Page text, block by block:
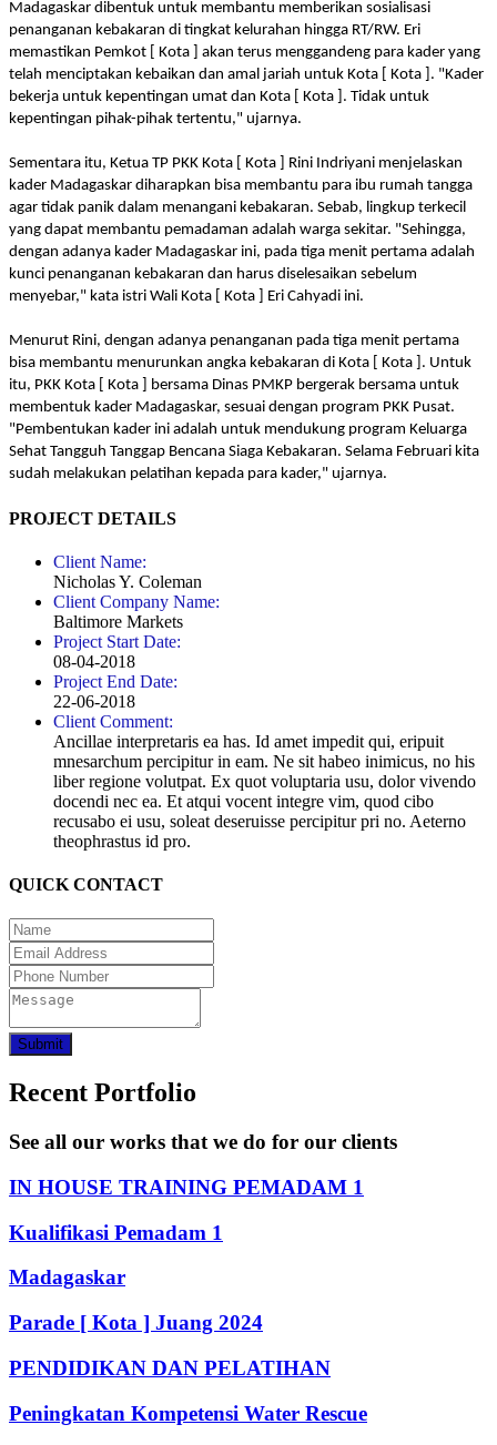
Madagaskar dibentuk untuk membantu memberikan sosialisasi
penanganan kebakaran di tingkat kelurahan hingga RT/RW. Eri
memastikan Pemkot [ Kota ] akan terus menggandeng para kader yang
telah menciptakan kebaikan dan amal jariah untuk Kota [ Kota ]. "Kader
bekerja untuk kepentingan umat dan Kota [ Kota ]. Tidak untuk
kepentingan pihak-pihak tertentu," ujarnya.
Sementara itu, Ketua TP PKK Kota [ Kota ] Rini Indriyani menjelaskan
kader Madagaskar diharapkan bisa membantu para ibu rumah tangga
agar tidak panik dalam menangani kebakaran. Sebab, lingkup terkecil
yang dapat membantu pemadaman adalah warga sekitar. "Sehingga,
dengan adanya kader Madagaskar ini, pada tiga menit pertama adalah
kunci penanganan kebakaran dan harus diselesaikan sebelum
menyebar," kata istri Wali Kota [ Kota ] Eri Cahyadi ini.
Menurut Rini, dengan adanya penanganan pada tiga menit pertama
bisa membantu menurunkan angka kebakaran di Kota [ Kota ]. Untuk
itu, PKK Kota [ Kota ] bersama Dinas PMKP bergerak bersama untuk
membentuk kader Madagaskar, sesuai dengan program PKK Pusat.
"Pembentukan kader ini adalah untuk mendukung program Keluarga
Sehat Tangguh Tanggap Bencana Siaga Kebakaran. Selama Februari kita
sudah melakukan pelatihan kepada para kader," ujarnya.
PROJECT DETAILS
Client Name:
Nicholas Y. Coleman
Client Company Name:
Baltimore Markets
Project Start Date:
08-04-2018
Project End Date:
22-06-2018
Client Comment:
Ancillae interpretaris ea has. Id amet impedit qui, eripuit
mnesarchum percipitur in eam. Ne sit habeo inimicus, no his
liber regione volutpat. Ex quot voluptaria usu, dolor vivendo
docendi nec ea. Et atqui vocent integre vim, quod cibo
recusabo ei usu, soleat deseruisse percipitur pri no. Aeterno
theophrastus id pro.
QUICK CONTACT
Submit
Recent Portfolio
See all our works that we do for our clients
IN HOUSE TRAINING PEMADAM 1
Kualifikasi Pemadam 1
Madagaskar
Parade [ Kota ] Juang 2024
PENDIDIKAN DAN PELATIHAN
Peningkatan Kompetensi Water Rescue